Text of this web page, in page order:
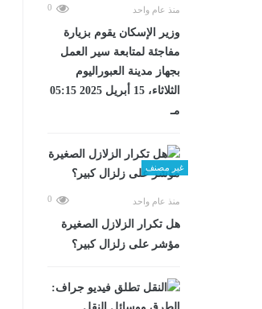
منذ عام واحد 0
وزير الإسكان يقوم بزيارة
مفاجئة لمتابعة سير العمل
بجهاز مدينة العبوراليوم
الثلاثاء، 15 أبريل 2025 05:15
مـ
غير مصنف
منذ عام واحد 0
هل تكرار الزلازل الصغيرة
مؤشر على زلزال كبير؟